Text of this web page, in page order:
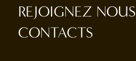
REJOIGNEZ NOUS
CONTACTS